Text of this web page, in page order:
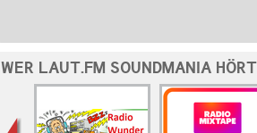
WER LAUT.FM SOUNDMANIA